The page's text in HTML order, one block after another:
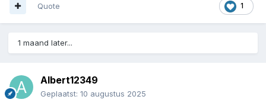
1
Quote
1 maand later...
Albert12349
Geplaatst: 10 augustus 2025